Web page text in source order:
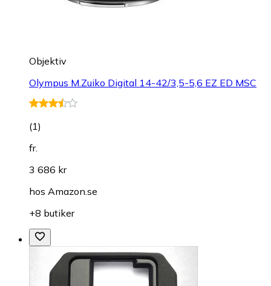
Objektiv
Olympus M.Zuiko Digital 14-42/3,5-5,6 EZ ED MSC
(1)
fr.
3 686 kr
hos Amazon.se
+8 butiker